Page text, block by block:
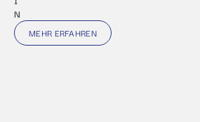
N
MEHR ERFAHREN